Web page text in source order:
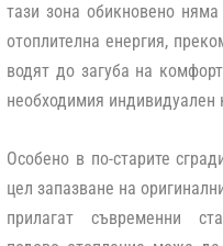
тази зона обикновено
отоплителна енергия,
водят до загуба на
необходимия
Особено в по-старите
цел запазване на
прилагат съвременни